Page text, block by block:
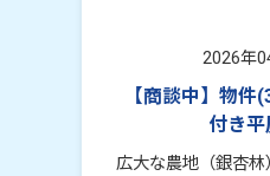
2026年
【商談中】物
付き
広大な農地（銀杏林